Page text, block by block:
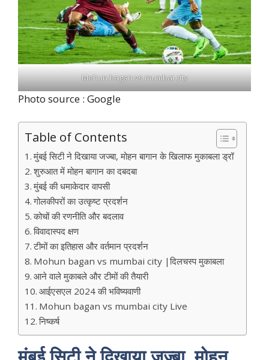
Mohun bagan vs mumbai city
Photo source : Google
Table of Contents
मुंबई सिटी ने दिखाया जज्बा, मोहन बागान के खिलाफ मुकाबला ड्रॉ
शुरुआत में मोहन बागान का दबदबा
मुंबई की धमाकेदार वापसी
गोलकीपरों का उत्कृष्ट प्रदर्शन
कोचों की रणनीति और बदलाव
विवादास्पद क्षण
टीमों का इतिहास और वर्तमान प्रदर्शन
Mohun bagan vs mumbai city |दिलचस्प मुकाबला
आने वाले मुकाबले और टीमों की तैयारी
आईएसएल 2024 की भविष्यवाणी
Mohun bagan vs mumbai city Live
निष्कर्ष